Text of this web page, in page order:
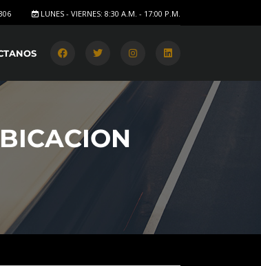
LUNES - VIERNES: 8:30 A.M. - 17:00 P.M.